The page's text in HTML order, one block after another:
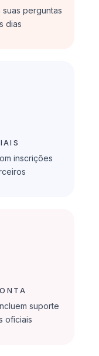
perguntas
dias
inscrições
suporte
oficiais